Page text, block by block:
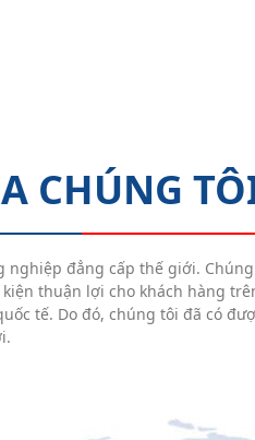
CHÚNG
nghiệp đẳng cấp thế giới.
thuận lợi cho khách hàng
tế. Do đó, chúng tôi đã có